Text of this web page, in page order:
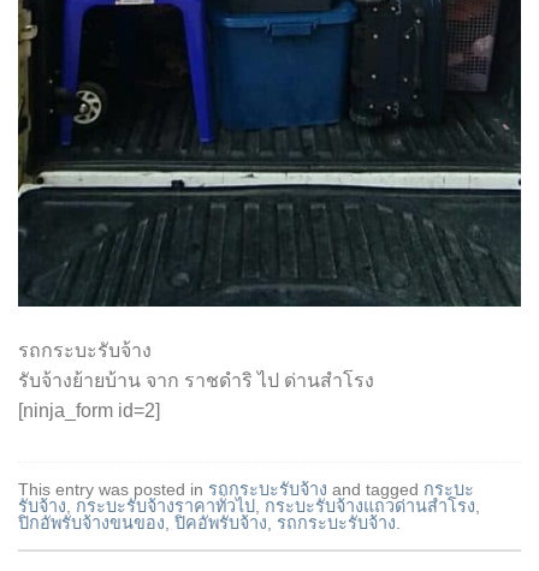
รถกระบะรับจ้าง
รับจ้างย้ายบ้าน จาก ราชดำริ ไป ด่านสำโรง
[ninja_form id=2]
This entry was posted in รถกระบะรับจ้าง and tagged กระบะ
รับจ้าง
กระบะรับจ้างราคาทั่วไป กระบะรับจ้างแถวด่านสำโรง
ปิกอัพรับจ้างขนของ ปิคอัพรับจ้าง รถกระบะรับจ้าง